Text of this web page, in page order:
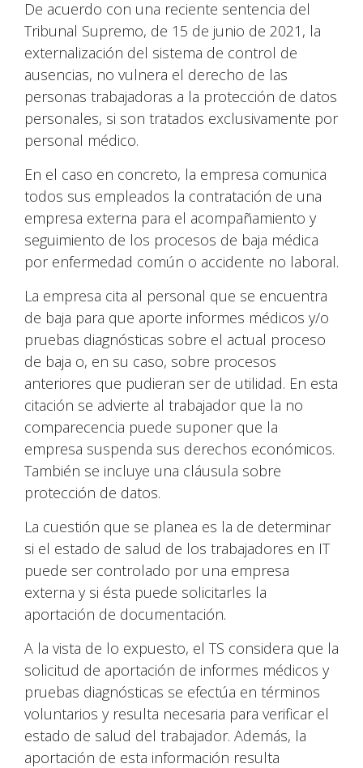
De acuerdo con una reciente sentencia del
Tribunal Supremo, de 15 de junio de 2021, la
externalización del sistema de control de
ausencias, no vulnera el derecho de las
personas trabajadoras a la protección de datos
personales, si son tratados exclusivamente por
personal médico.
En el caso en concreto, la empresa comunica
todos sus empleados la contratación de una
empresa externa para el acompañamiento y
seguimiento de los procesos de baja médica
por enfermedad común o accidente no laboral.
La empresa cita al personal que se encuentra
de baja para que aporte informes médicos y/o
pruebas diagnósticas sobre el actual proceso
de baja o, en su caso, sobre procesos
anteriores que pudieran ser de utilidad. En esta
citación se advierte al trabajador que la no
comparecencia puede suponer que la
empresa suspenda sus derechos económicos.
También se incluye una cláusula sobre
protección de datos.
La cuestión que se planea es la de determinar
si el estado de salud de los trabajadores en IT
puede ser controlado por una empresa
externa y si ésta puede solicitarles la
aportación de documentación.
A la vista de lo expuesto, el TS considera que la
solicitud de aportación de informes médicos y
pruebas diagnósticas se efectúa en términos
voluntarios y resulta necesaria para verificar el
estado de salud del trabajador. Además, la
aportación de esta información resulta